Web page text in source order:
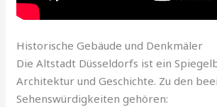
Historische Gebäude und Denkmäler
Die Altstadt Düsseldorfs ist ein
Architektur und Geschichte. Zu den
Sehenswürdigkeiten gehören: